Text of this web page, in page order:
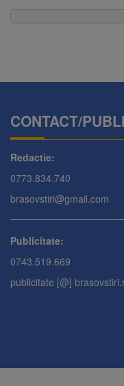
CONTACT/
Redactie:
0773.834.740
brasovstiri@gmail.com
Publicitate:
0743.519.669
publicitate [@]